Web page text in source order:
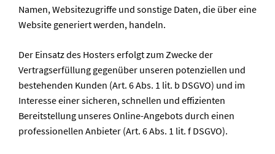
Namen, Websitezugriffe und sonstige Daten, die über eine
Website generiert werden, handeln.
Der Einsatz des Hosters erfolgt zum Zwecke der
Vertragserfüllung gegenüber unseren potenziellen und
bestehenden Kunden (Art. 6 Abs. 1 lit. b DSGVO) und im
Interesse einer sicheren, schnellen und effizienten
Bereitstellung unseres Online-Angebots durch einen
professionellen Anbieter (Art. 6 Abs. 1 lit. f DSGVO).